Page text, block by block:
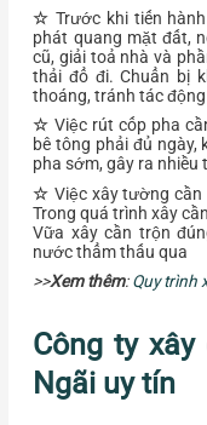
☆ Trước khi tiến
phát quang mặt đất,
cũ, giải toả nhà và
thải đổ đi. Chuẩn bị
thoáng, tránh tác
☆Việc rút cốp pha
bê tông phải đủ ngày,
pha sớm, gây ra nhiều
☆ Việc xây tường cần
Trong quá trình xây
Vữa xây cần trộn
nước thẩm thấu qua
>>Xem thêm:Quy trình
Công ty
Ngãi uy tín